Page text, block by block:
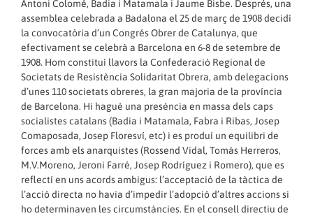
Antoni Colomé, Badia i Matamala i Jaume Bisbe. Després, una
assemblea celebrada a Badalona el 25 de març de 1908 decidí
la convocatòria d’un Congrés Obrer de Catalunya, que
efectivament se celebrà a Barcelona en 6-8 de setembre de
1908. Hom constituí llavors la Confederació Regional de
Societats de Resistència Solidaritat Obrera, amb delegacions
d’unes 110 societats obreres, la gran majoria de la província
de Barcelona. Hi hagué una presència en massa dels caps
socialistes catalans (Badia i Matamala, Fabra i Ribas, Josep
Comaposada, Josep Floresví, etc) i es produí un equilibri de
forces amb els anarquistes (Rossend Vidal, Tomàs Herreros,
M.V.Moreno, Jeroni Farré, Josep Rodríguez i Romero), que es
reflectí en uns acords ambigus: l’acceptació de la tàctica de
l’acció directa no havia d’impedir l’adopció d’altres accions si
ho determinaven les circumstàncies. En el consell directiu de